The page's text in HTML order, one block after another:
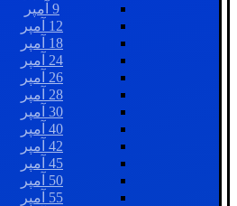
9 آمپر
12 آمپر
18 آمپر
24 آمپر
26 آمپر
28 آمپر
30 آمپر
40 آمپر
42 آمپر
45 آمپر
50 آمپر
55 آمپر